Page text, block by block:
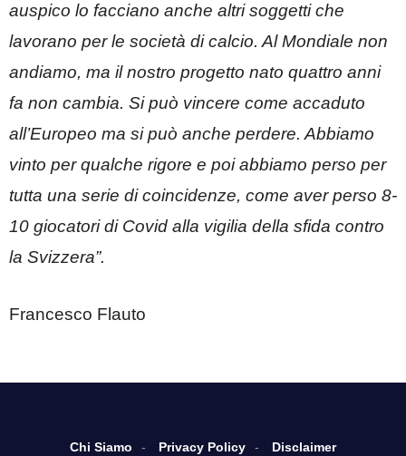
auspico lo facciano anche altri soggetti che
lavorano per le società di calcio. Al Mondiale non
andiamo, ma il nostro progetto nato quattro anni
fa non cambia. Si può vincere come accaduto
all’Europeo ma si può anche perdere. Abbiamo
vinto per qualche rigore e poi abbiamo perso per
tutta una serie di coincidenze, come aver perso 8-
10 giocatori di Covid alla vigilia della sfida contro
la Svizzera”.
Francesco Flauto
Chi Siamo Privacy Policy Disclaimer